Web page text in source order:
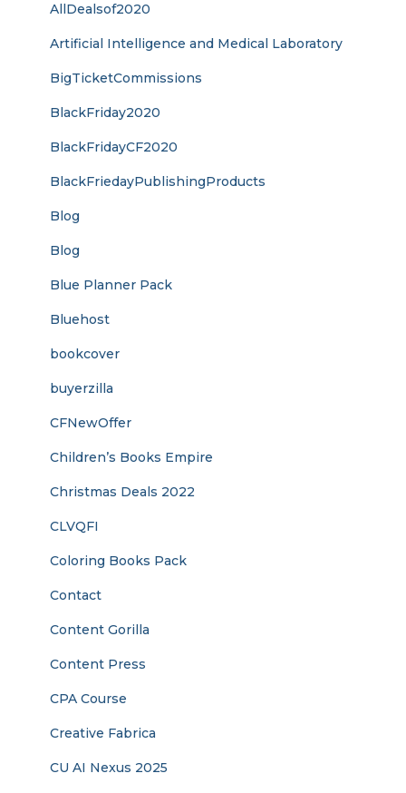
AllDealsof2020
Artificial Intelligence and Medical Laboratory
BigTicketCommissions
BlackFriday2020
BlackFridayCF2020
BlackFriedayPublishingProducts
Blog
Blog
Blue Planner Pack
Bluehost
bookcover
buyerzilla
CFNewOffer
Children’s Books Empire
Christmas Deals 2022
CLVQFI
Coloring Books Pack
Contact
Content Gorilla
Content Press
CPA Course
Creative Fabrica
CU AI Nexus 2025